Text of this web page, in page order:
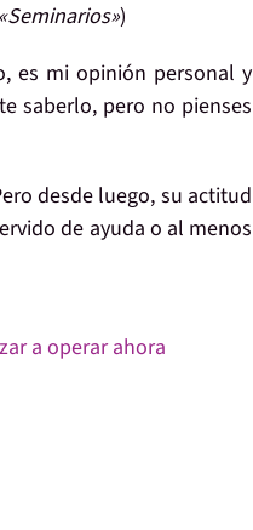
«Seminarios»)
es mi opinión personal y
saberlo, pero no pienses
desde luego,su actitud
de ayuda o al menos
a operar ahora